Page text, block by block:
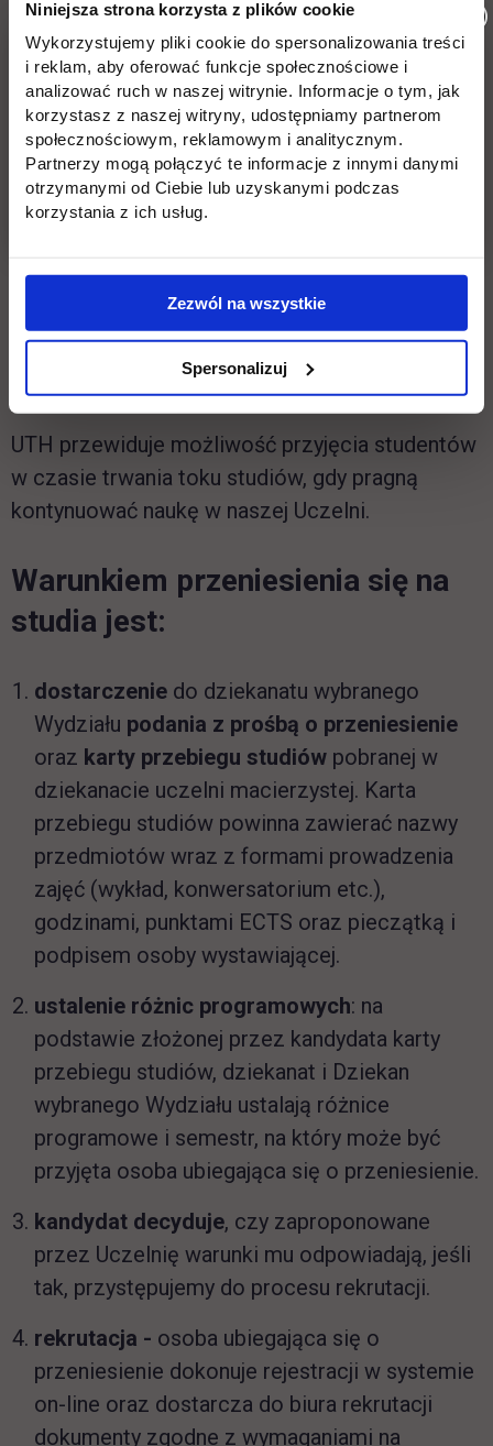
Niniejsza strona korzysta z plików cookie
Wykorzystujemy pliki cookie do spersonalizowania treści
i reklam, aby oferować funkcje społecznościowe i
analizować ruch w naszej witrynie. Informacje o tym, jak
korzystasz z naszej witryny, udostępniamy partnerom
społecznościowym, reklamowym i analitycznym.
Partnerzy mogą połączyć te informacje z innymi danymi
otrzymanymi od Ciebie lub uzyskanymi podczas
korzystania z ich usług.
Zezwól na wszystkie
Spersonalizuj
Ważne!Zapoznaj się z zasadami dotyczącymi
rekrutacji cudzoziemców z zagranicznymi
dokumentami - szczegóły poniżej:
Sprawdzenie kompetencji
kandydatów – cudzoziemców do
PRZYJMUJEMY DOKUMENTY
NA WSZYSTKIE SEMESTRY
UTH przewiduje możliwość przyjęcia studentów
w czasie trwania toku studiów, gdy pragną
kontynuować naukę w naszej Uczelni.
Warunkiem przeniesienia się na
studia jest:
dostarczenie do dziekanatu wybranego
Wydziału podania z prośbą o przeniesienie
oraz karty przebiegu studiów pobranej w
dziekanacie uczelni macierzystej. Karta
przebiegu studiów powinna zawierać nazwy
przedmiotów wraz z formami prowadzenia
zajęć (wykład, konwersatorium etc.),
godzinami, punktami ECTS oraz pieczątką i
podpisem osoby wystawiającej.
ustalenie różnic programowych: na
podstawie złożonej przez kandydata karty
przebiegu studiów, dziekanat i Dziekan
wybranego Wydziału ustalają różnice
programowe i semestr, na który może być
przyjęta osoba ubiegająca się o przeniesienie.
kandydat decyduje, czy zaproponowane
przez Uczelnię warunki mu odpowiadają, jeśli
tak, przystępujemy do procesu rekrutacji.
rekrutacja - osoba ubiegająca się o
przeniesienie dokonuje rejestracji w systemie
on-line oraz dostarcza do biura rekrutacji
dokumenty zgodne z wymaganiami na